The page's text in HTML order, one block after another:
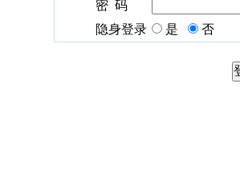
密 码
隐身登录
是 否